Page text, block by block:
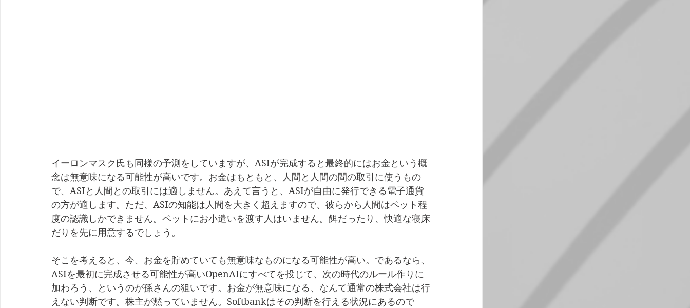
イーロンマスク氏も同様の予測をしていますが、ASIが完成すると最終的にはお金という概
念は無意味になる可能性が高いです。お金はもともと、人間と人間の間の取引に使うもの
で、ASIと人間との取引には適しません。あえて言うと、ASIが自由に発行できる電子通貨
の方が適します。ただ、ASIの知能は人間を大きく超えますので、彼らから人間はペット程
度の認識しかできません。ペットにお小遣いを渡す人はいません。餌だったり、快適な寝床
だりを先に用意するでしょう。
そこを考えると、今、お金を貯めていても無意味なものになる可能性が高い。であるなら、
ASIを最初に完成させる可能性が高いOpenAIにすべてを投じて、次の時代のルール作りに
加わろう、というのが孫さんの狙いです。お金が無意味になる、なんて通常の株式会社は行
えない判断です。株主が黙っていません。Softbankはその判断を行える状況にあるので